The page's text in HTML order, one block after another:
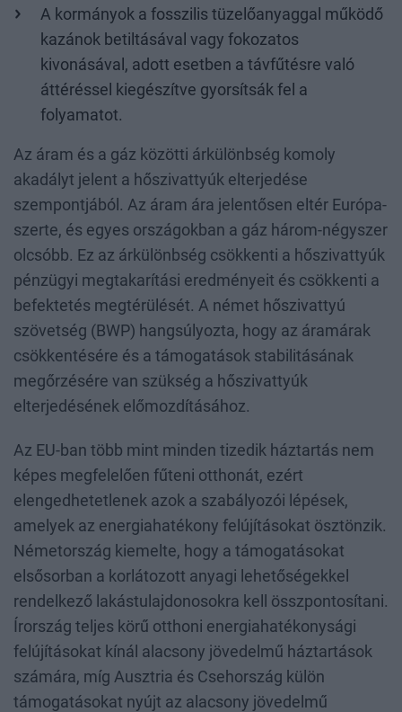
A kormányok a fosszilis tüzelőanyaggal működő
kazánok betiltásával vagy fokozatos
kivonásával, adott esetben a távfűtésre való
áttéréssel kiegészítve gyorsítsák fel a
folyamatot.
Az áram és a gáz közötti árkülönbség komoly
akadályt jelent a hőszivattyúk elterjedése
szempontjából. Az áram ára jelentősen eltér Európa-
szerte, és egyes országokban a gáz három-négyszer
olcsóbb. Ez az árkülönbség csökkenti a hőszivattyúk
pénzügyi megtakarítási eredményeit és csökkenti a
befektetés megtérülését. A német hőszivattyú
szövetség (BWP) hangsúlyozta, hogy az áramárak
csökkentésére és a támogatások stabilitásának
megőrzésére van szükség a hőszivattyúk
elterjedésének előmozdításához.
Az EU-ban több mint minden tizedik háztartás nem
képes megfelelően fűteni otthonát, ezért
elengedhetetlenek azok a szabályozói lépések,
amelyek az energiahatékony felújításokat ösztönzik.
Németország kiemelte, hogy a támogatásokat
elsősorban a korlátozott anyagi lehetőségekkel
rendelkező lakástulajdonosokra kell összpontosítani.
Írország teljes körű otthoni energiahatékonysági
felújításokat kínál alacsony jövedelmű háztartások
számára, míg Ausztria és Csehország külön
támogatásokat nyújt az alacsony jövedelmű